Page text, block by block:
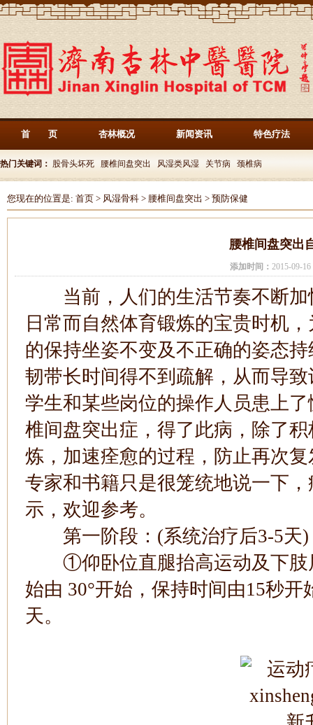
首 页 杏林概况 新闻资讯 特色疗法
热门关键词： 股骨头坏死 腰椎间盘突出 风湿类风湿 关节病 颈椎病
您现在的位置是: 首页 > 风湿骨科 > 腰椎间盘突出 > 预防保健
腰椎间盘突出
添加时间： 2015-09-
当前，人们的生活节奏不断加
日常而自然体育锻炼的宝贵时机
的保持坐姿不变及不正确的姿态
韧带长时间得不到疏解，从而导
学生和某些岗位的操作人员患上
椎间盘突出症，得了此病，除了
炼，加速痊愈的过程，防止再次
专家和书籍只是很笼统地说一下
示，欢迎参考。
第一阶段：(系统治疗后3-5天)
①仰卧位直腿抬高运动及下肢
始由 30°开始，保持时间由15秒
天。